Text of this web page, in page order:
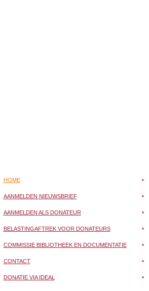
HOME
AANMELDEN NIEUWSBRIEF
AANMELDEN ALS DONATEUR
BELASTINGAFTREK VOOR DONATEURS
COMMISSIE BIBLIOTHEEK EN DOCUMENTATIE
CONTACT
DONATIE VIA IDEAL